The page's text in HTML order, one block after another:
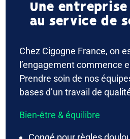
Une
au service de
Chez Cigogne France, on
l’engagement commence
Prendre soin de nos
bases d’un travail de
Bien-être & équilibre